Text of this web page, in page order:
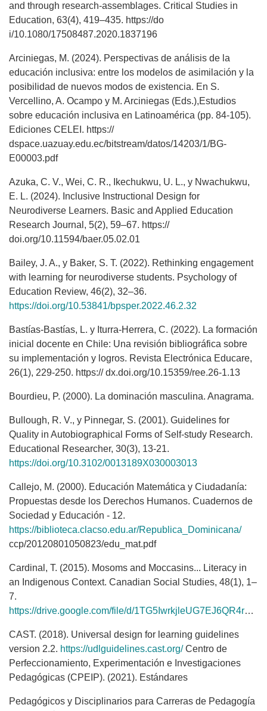
and through research-assemblages. Critical Studies in
Education, 63(4), 419–435. https://do
i/10.1080/17508487.2020.1837196
Arciniegas, M. (2024). Perspectivas de análisis de la
educación inclusiva: entre los modelos de asimilación y la
posibilidad de nuevos modos de existencia. En S.
Vercellino, A. Ocampo y M. Arciniegas (Eds.),Estudios
sobre educación inclusiva en Latinoamérica (pp. 84-105).
Ediciones CELEI. https://
dspace.uazuay.edu.ec/bitstream/datos/14203/1/BG-
E00003.pdf
Azuka, C. V., Wei, C. R., Ikechukwu, U. L., y Nwachukwu,
E. L. (2024). Inclusive Instructional Design for
Neurodiverse Learners. Basic and Applied Education
Research Journal, 5(2), 59–67. https://
doi.org/10.11594/baer.05.02.01
Bailey, J. A., y Baker, S. T. (2022). Rethinking engagement
with learning for neurodiverse students. Psychology of
Education Review, 46(2), 32–36.
https://doi.org/10.53841/bpsper.2022.46.2.32
Bastías-Bastías, L. y Iturra-Herrera, C. (2022). La formación
inicial docente en Chile: Una revisión bibliográfica sobre
su implementación y logros. Revista Electrónica Educare,
26(1), 229-250. https:// dx.doi.org/10.15359/ree.26-1.13
Bourdieu, P. (2000). La dominación masculina. Anagrama.
Bullough, R. V., y Pinnegar, S. (2001). Guidelines for
Quality in Autobiographical Forms of Self-study Research.
Educational Researcher, 30(3), 13-21.
https://doi.org/10.3102/0013189X030003013
Callejo, M. (2000). Educación Matemática y Ciudadanía:
Propuestas desde los Derechos Humanos. Cuadernos de
Sociedad y Educación - 12.
https://biblioteca.clacso.edu.ar/Republica_Dominicana/
ccp/20120801050823/edu_mat.pdf
Cardinal, T. (2015). Mosoms and Moccasins... Literacy in
an Indigenous Context. Canadian Social Studies, 48(1), 1–
7.
https://drive.google.com/file/d/1TG5IwrkjleUG7EJ6QR4rvnyEAOKaCV9E/view
CAST. (2018). Universal design for learning guidelines
version 2.2. https://udlguidelines.cast.org/Centro de
Perfeccionamiento, Experimentación e Investigaciones
Pedagógicas (CPEIP). (2021). Estándares
Pedagógicos y Disciplinarios para Carreras de Pedagogía